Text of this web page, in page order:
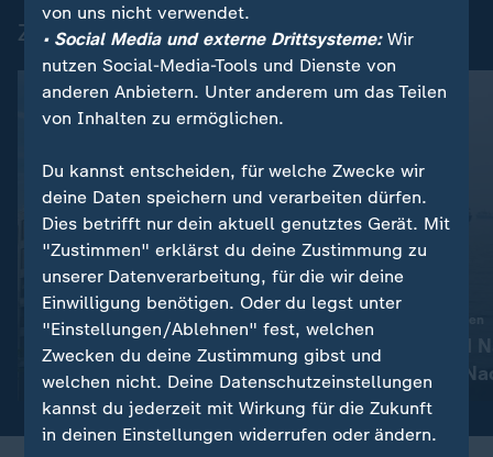
Zuletzt auf ZDFheute veröffentlicht
FAQ
Wahlkampf :
Berlin streitet über
Enteignungen - wie
realistisch ist das?
mit Video 2:32
Aktuelle Entwicklungen
Iran-Krieg und
Konflikt: Alle
Liveblog
von uns nicht verwendet.
• Social Media und externe Drittsysteme:Wir
nutzen Social-Media-Tools und Dienste von
anderen Anbietern. Unter anderem um das Teilen
von Inhalten zu ermöglichen.
Du kannst entscheiden, für welche Zwecke wir
deine Daten speichern und verarbeiten dürfen.
Dies betrifft nur dein aktuell genutztes Gerät. Mit
"Zustimmen" erklärst du deine Zustimmung zu
unserer Datenverarbeitung, für die wir deine
Einwilligung benötigen. Oder du legst unter
"Einstellungen/Ablehnen" fest, welchen
Zwecken du deine Zustimmung gibst und
welchen nicht. Deine Datenschutzeinstellungen
kannst du jederzeit mit Wirkung für die Zukunft
in deinen Einstellungen widerrufen oder ändern.